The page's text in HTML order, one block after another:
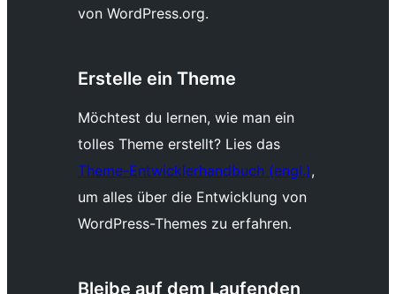
von WordPress.org.
Erstelle ein Theme
Möchtest du lernen, wie man ein
tolles Theme erstellt? Lies das
Theme-Entwicklerhandbuch (engl.),
um alles über die Entwicklung von
WordPress-Themes zu erfahren.
Bleibe auf dem Laufenden